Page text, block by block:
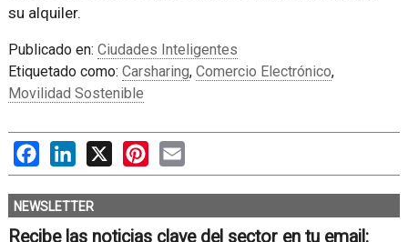
su alquiler.
Publicado en: Ciudades Inteligentes
Etiquetado como: Carsharing, Comercio Electrónico,
Movilidad Sostenible
FacebookLinkedIn
X PinterestEmail
NEWSLETTER
Recibe las noticias clave del sector en tu email: